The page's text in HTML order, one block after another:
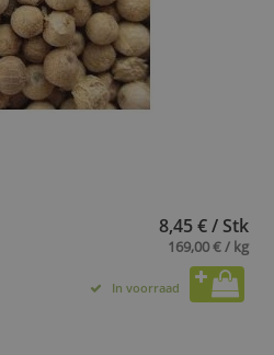
8,45 € / Stk
169,00 € / kg
In voorraad